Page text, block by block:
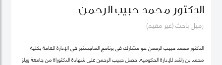
الدكتور محمد حبيب الرحمن
زميل باحث (غير مقيم)
الدكتور محمد حبيب الرحمن هو مشارك في برنامج الماجستير في الإدارة العامة بكلية
محمد بن راشد للإدارة الحكومية. حصل حبيب الرحمن على شهادة الدكتوراة من جامعة ويلز